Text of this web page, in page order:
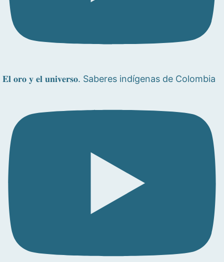
𝐄𝐥 𝐨𝐫𝐨 𝐲 𝐞𝐥 𝐮𝐧𝐢𝐯𝐞𝐫𝐬𝐨. Saberes indígenas de Colombia